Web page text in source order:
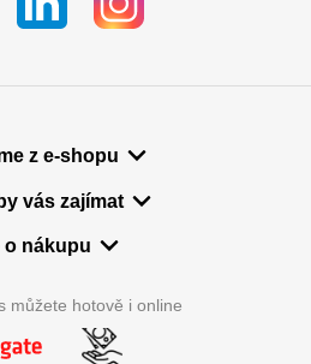
z e-shopu
vás zajímat
o nákupu
můžete hotově i online